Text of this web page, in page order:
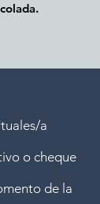
a
o cheque
de la